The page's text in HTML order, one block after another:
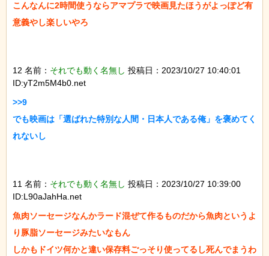
こんなんに2時間使うならアマプラで映画見たほうがよっぽど有
意義やし楽しいやろ
12 名前： それでも動く名無し 投稿日：2023/10/27 10:40:01
ID:yT2m5M4b0.net
>>9
でも映画は「選ばれた特別な人間・日本人である俺」を褒めてく
れないし
11 名前： それでも動く名無し 投稿日：2023/10/27 10:39:00
ID:L90aJahHa.net
魚肉ソーセージなんかラード混ぜて作るものだから魚肉というよ
り豚脂ソーセージみたいなもん
しかもドイツ何かと違い保存料ごっそり使ってるし死んでまうわ